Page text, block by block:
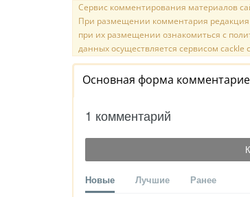
Сервис комментирования материалов
При размещении комментария
при их размещении ознакомиться с
данных осуществляется сервисом cackle
Основная форма
1 комментарий
Новые Лучшие Ранее